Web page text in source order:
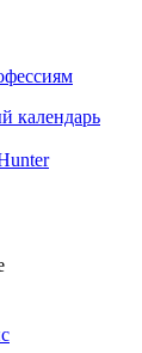
календарь